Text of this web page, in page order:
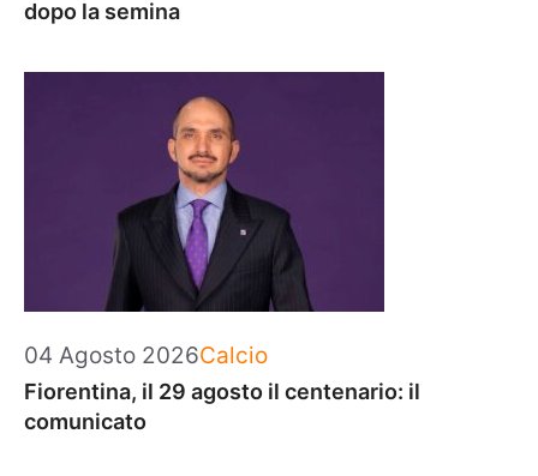
dopo la semina
04 Agosto 2026Categorie
Calcio
Fiorentina, il 29 agosto il centenario: il
comunicato